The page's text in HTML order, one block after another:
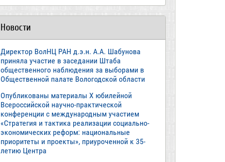
Новости
Директор ВолНЦ РАН д.э.н. А.А. Шабунова
приняла участие в заседании Штаба
общественного наблюдения за выборами в
Общественной палате Вологодской области
Опубликованы материалы X юбилейной
Всероссийской научно-практической
конференции с международным участием
«Стратегия и тактика реализации социально-
экономических реформ: национальные
приоритеты и проекты», приуроченной к 35-
летию Центра